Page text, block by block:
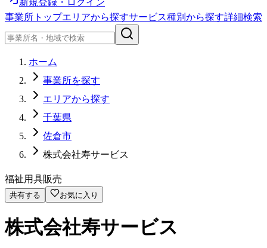
新規登録・ログイン
事業所トップエリアから探すサービス種別から探す詳細検索
ホーム
事業所を探す
エリアから探す
千葉県
佐倉市
株式会社寿サービス
福祉用具販売
共有する お気に入り
株式会社寿サービス